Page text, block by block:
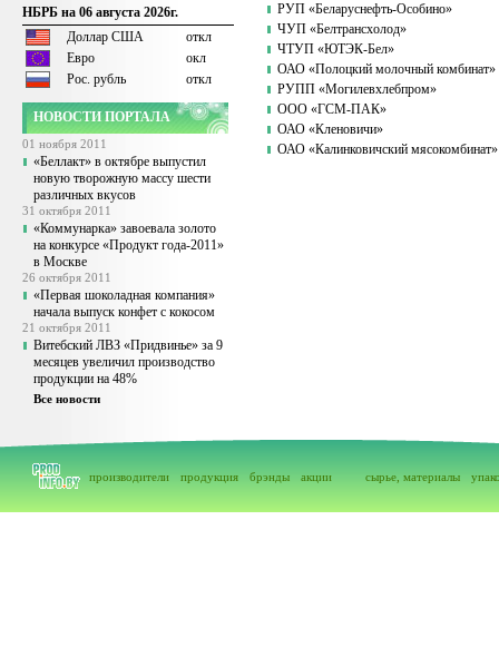
НБРБ на 06 августа 2026г.
Доллар США
откл
Евро
окл
Рос. рубль
откл
НОВОСТИ ПОРТАЛА
01 ноября 2011
«Беллакт» в октябре выпустил
новую творожную массу шести
различных вкусов
31 октября 2011
«Коммунарка» завоевала золото
на конкурсе «Продукт года-2011»
в Москве
26 октября 2011
«Первая шоколадная компания»
начала выпуск конфет с кокосом
21 октября 2011
Витебский ЛВЗ «Придвинье» за 9
месяцев увеличил производство
продукции на 48%
Все новости
РУП «Беларуснефть-Особино»
ЧУП «Белтрансхолод»
ЧТУП «ЮТЭК-Бел»
ОАО «Полоцкий молочный комбинат»
РУПП «Могилевхлебпром»
ООО «ГСМ-ПАК»
ОАО «Кленовичи»
ОАО «Калинковичский мясокомбинат»
производители продукция брэнды акции сырье, материалы